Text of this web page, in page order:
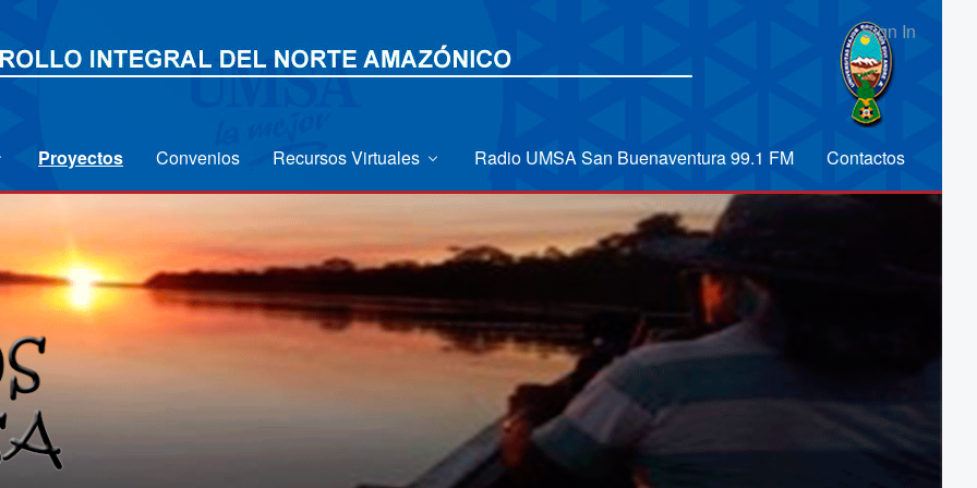
Sign In
Proyectos Convenios Recursos Virtuales Radio UMSA San Buenaventura 99.1 FM Contactos